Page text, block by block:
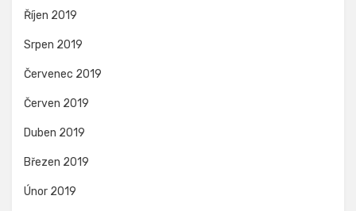
Říjen 2019
Srpen 2019
Červenec 2019
Červen 2019
Duben 2019
Březen 2019
Únor 2019